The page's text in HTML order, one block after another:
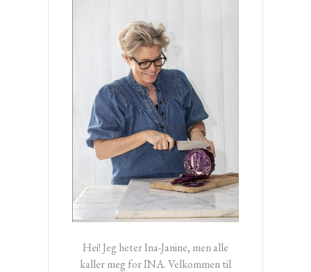
Hei! Jeg heter Ina-Janine, men alle
kaller meg for INA. Velkommen til